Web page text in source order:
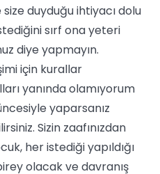
size duyduğu ihtiyacı dolu
sırf ona yeteri
diye yapmayın.
için kurallar
yanında olamıyorum
yaparsanız
Sizin zaafınızdan
her istediği yapıldığı
olacak ve davranış